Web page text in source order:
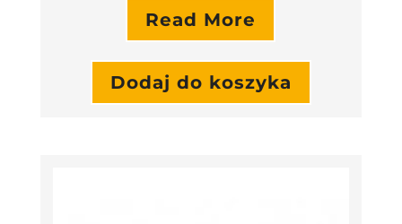
Read More
Dodaj do koszyka